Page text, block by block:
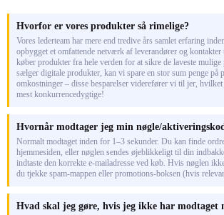
Hvorfor er vores produkter så rimelige?
Vores lederteam har mere end tredive års samlet erfaring
opbygget et omfattende netværk af leverandører og
køber produkter fra hele verden for at sikre de laveste
sælger digitale produkter, kan vi spare en stor sum penge på
omkostninger – disse besparelser viderefører vi til jer,
mest konkurrencedygtige!
Hvornår modtager jeg min nøgle/
Normalt modtaget inden for 1–3 sekunder. Du kan finde
hjemmesiden, eller nøglen sendes øjeblikkeligt til din
indtaste den korrekte e-mailadresse ved køb. Hvis nøglen
du tjekke spam-mappen eller promotions-boksen (hvis
Hvad skal jeg gøre, hvis jeg ikke har modtaget